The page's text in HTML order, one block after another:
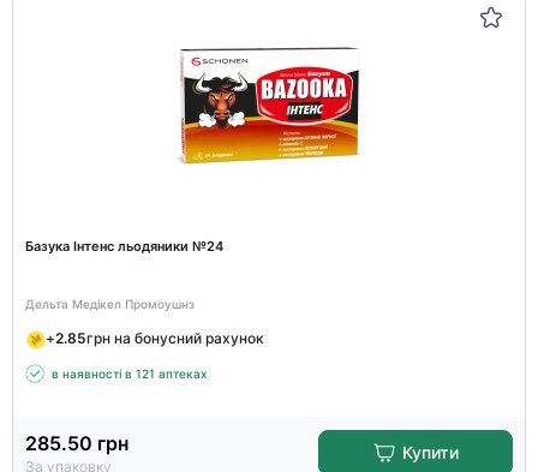
Базука Інтенс льодяники №24
Дельта Медікел Промоушнз
+2.85грн на бонусний рахунок
в наявності в 121 аптеках
285.50 грн
За упаковку
Купити